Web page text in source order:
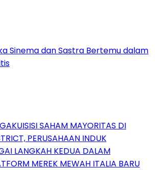
Sinema dan Sastra Bertemu dalam
SAHAM MAYORITAS DI
PERUSAHAAN INDUK
LANGKAH KEDUA DALAM
MEREK MEWAH ITALIA BARU